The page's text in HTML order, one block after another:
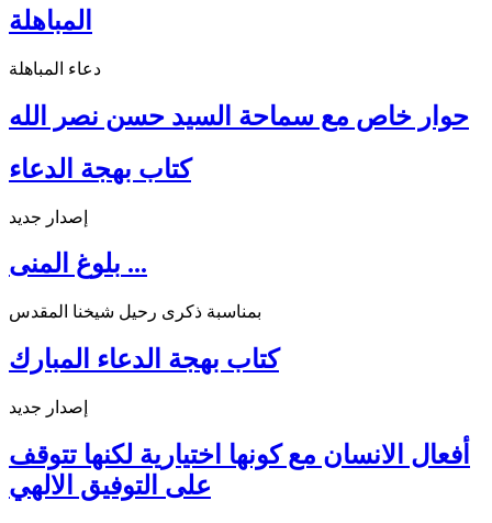
المباهلة
دعاء المباهلة
حوار خاص مع سماحة السيد حسن نصر الله
كتاب بهجة الدعاء
إصدار جديد
بلوغ المنى ...
بمناسبة ذكرى رحيل شيخنا المقدس
كتاب بهجة الدعاء المبارك
إصدار جديد
أفعال الانسان مع كونها اختيارية لكنها تتوقف
على التوفيق الالهي